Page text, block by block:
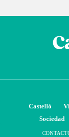
Castelló
Sociedad